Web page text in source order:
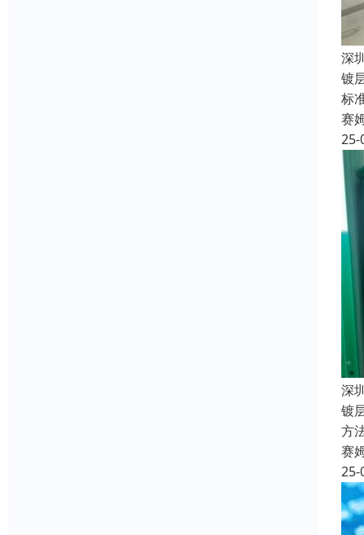
深
镀
标
赛
25-
深
镀
方
赛
25-